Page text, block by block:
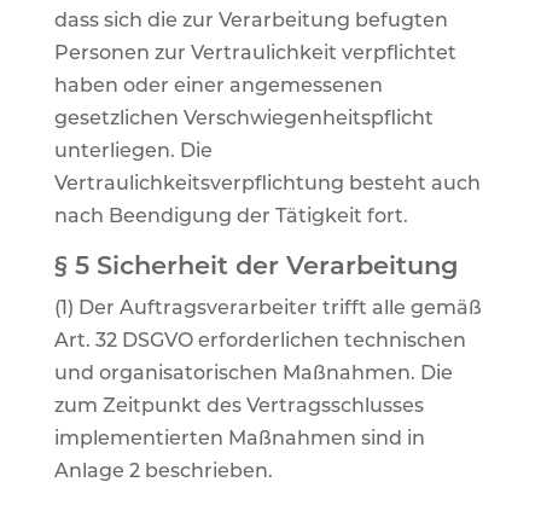
dass sich die zur Verarbeitung befugten
Personen zur Vertraulichkeit verpflichtet
haben oder einer angemessenen
gesetzlichen Verschwiegenheitspflicht
unterliegen. Die
Vertraulichkeitsverpflichtung besteht auch
nach Beendigung der Tätigkeit fort.
§ 5 Sicherheit der Verarbeitung
(1) Der Auftragsverarbeiter trifft alle gemäß
Art. 32 DSGVO erforderlichen technischen
und organisatorischen Maßnahmen. Die
zum Zeitpunkt des Vertragsschlusses
implementierten Maßnahmen sind in
Anlage 2 beschrieben.